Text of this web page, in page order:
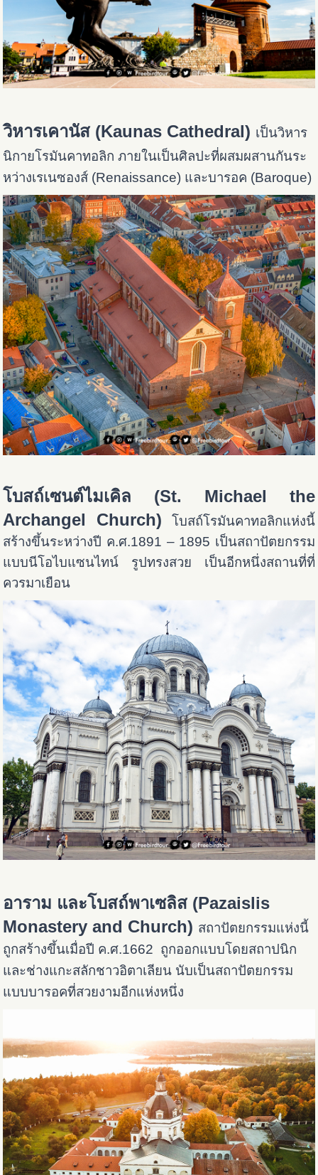
วิหารเคานัส (Kaunas Cathedral) เป็นวิหาร
นิกายโรมันคาทอลิก ภายในเป็นศิลปะที่ผสมผสานกันระ
หว่างเรเนซองส์ (Renaissance) และบารอค (Baroque)
โบสถ์เซนต์ไมเคิล (St. Michael the
Archangel Church)
โบสถ์โรมันคาทอลิกแห่งนี้
สร้างขึ้นระหว่างปี ค.ศ.1891 – 1895 เป็นสถาปัตยกรรม
แบบนีโอไบแซนไทน์ รูปทรงสวย เป็นอีกหนึ่งสถานที่ที่
ควรมาเยือน
อาราม และโบสถ์พาเซลิส (Pazaislis
Monastery and Church) สถาปัตยกรรมแห่งนี้
ถูกสร้างขึ้นเมื่อปี ค.ศ.1662 ถูกออกแบบโดยสถาปนิก
และช่างแกะสลักชาวอิตาเลียน นับเป็นสถาปัตยกรรม
แบบบารอคที่สวยงามอีกแห่งหนึ่ง